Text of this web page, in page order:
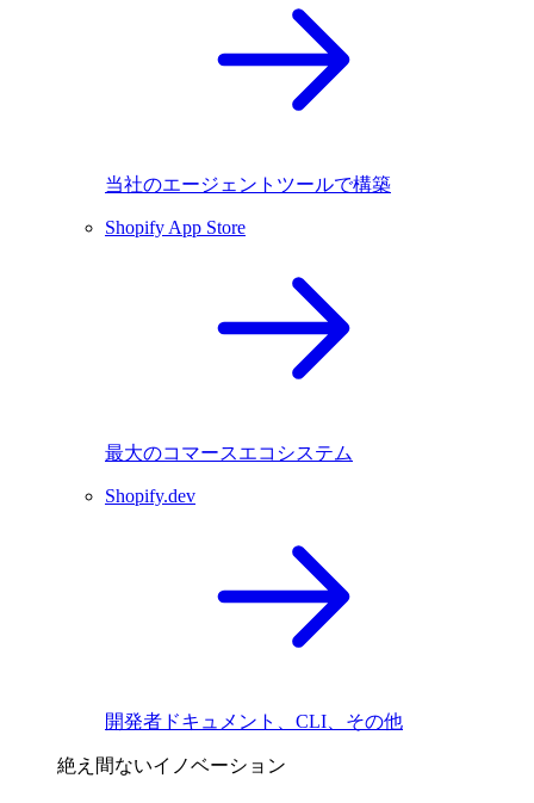
当社のエージェントツールで構築
Shopify App Store
最大のコマースエコシステム
Shopify.dev
開発者ドキュメント、CLI、その他
絶え間ないイノベーション